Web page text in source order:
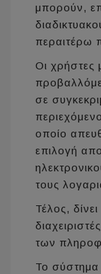
μπορούν,
περαιτέρω
Οι χρήστες
σε
οποίο
επιλογή
τους
Τέλος,
των
Το σύστημα